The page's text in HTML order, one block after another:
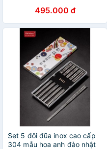
495.000 đ
Set 5 đôi đũa inox cao cấp
304 mẫu hoa anh đào nhật